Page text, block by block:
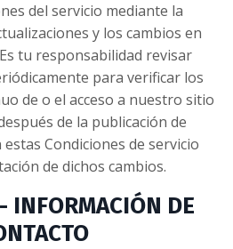
del servicio mediante la
y los cambios en
tu responsabilidad revisar
para verificar los
de o el acceso a nuestro sitio
de la publicación de
Condiciones de servicio
de dichos cambios.
INFORMACIÓN DE